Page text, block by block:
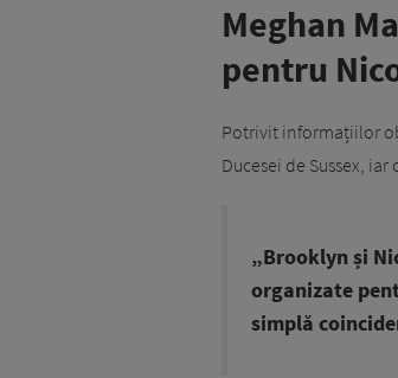
Meghan
pentru
Potrivit informațiilor
Ducesei de Sussex,
„Brooklyn și
organizate
simplă